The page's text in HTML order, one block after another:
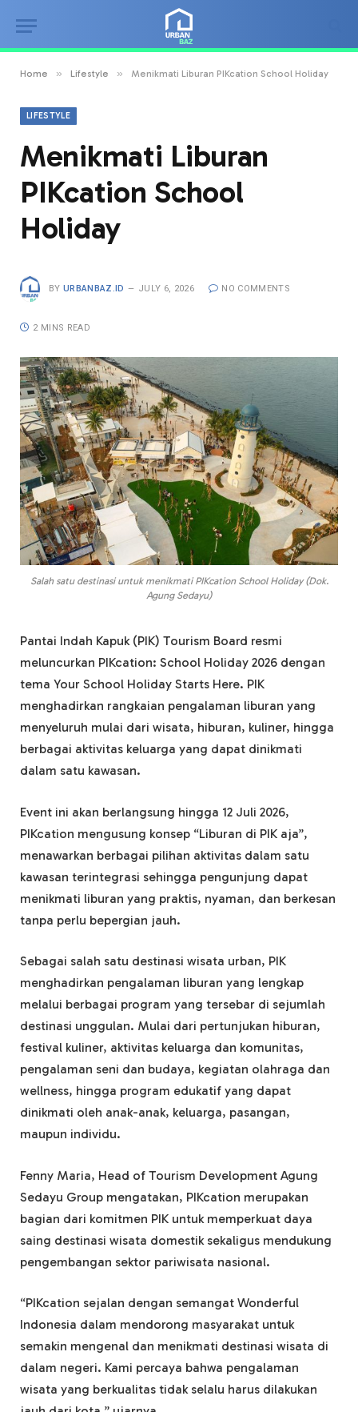
Home » Lifestyle » Menikmati Liburan PIKcation School Holiday
LIFESTYLE
Menikmati Liburan
PIKcation School
Holiday
BY URBANBAZ.ID JULY 6, 2026 NO COMMENTS
2 MINS READ
Salah satu destinasi untuk menikmati PIKcation School Holiday (Dok.
Agung Sedayu)
Pantai Indah Kapuk (PIK) Tourism Board resmi
meluncurkan PIKcation: School Holiday 2026 dengan
tema Your School Holiday Starts Here. PIK
menghadirkan rangkaian pengalaman liburan yang
menyeluruh mulai dari wisata, hiburan, kuliner, hingga
berbagai aktivitas keluarga yang dapat dinikmati
dalam satu kawasan.
Event ini akan berlangsung hingga 12 Juli 2026,
PIKcation mengusung konsep “Liburan di PIK aja”,
menawarkan berbagai pilihan aktivitas dalam satu
kawasan terintegrasi sehingga pengunjung dapat
menikmati liburan yang praktis, nyaman, dan berkesan
tanpa perlu bepergian jauh.
Sebagai salah satu destinasi wisata urban, PIK
menghadirkan pengalaman liburan yang lengkap
melalui berbagai program yang tersebar di sejumlah
destinasi unggulan. Mulai dari pertunjukan hiburan,
festival kuliner, aktivitas keluarga dan komunitas,
pengalaman seni dan budaya, kegiatan olahraga dan
wellness, hingga program edukatif yang dapat
dinikmati oleh anak-anak, keluarga, pasangan,
maupun individu.
Fenny Maria, Head of Tourism Development Agung
Sedayu Group mengatakan, PIKcation merupakan
bagian dari komitmen PIK untuk memperkuat daya
saing destinasi wisata domestik sekaligus mendukung
pengembangan sektor pariwisata nasional.
“PIKcation sejalan dengan semangat Wonderful
Indonesia dalam mendorong masyarakat untuk
semakin mengenal dan menikmati destinasi wisata di
dalam negeri. Kami percaya bahwa pengalaman
wisata yang berkualitas tidak selalu harus dilakukan